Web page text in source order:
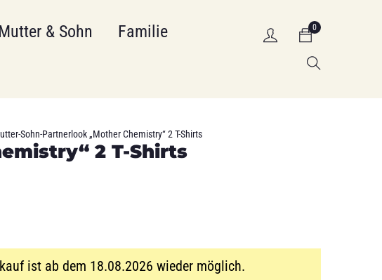
& Sohn
Familie
0
Sohn-Partnerlook „Mother Chemistry“ 2 T-Shirts
2 T-Shirts
ist ab dem 18.08.2026 wieder möglich.